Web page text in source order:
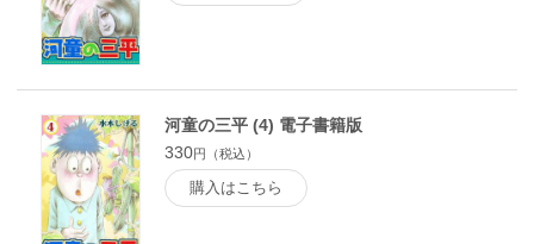
河童の三平 (4) 電子書籍版
330円（税込）
購入はこちら